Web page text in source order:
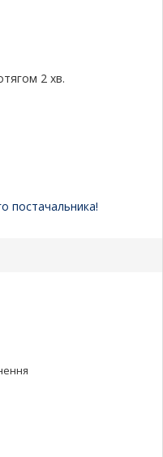
2 хв.
постачальника!